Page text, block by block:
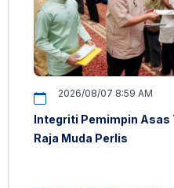
2026/08/07 8:59 AM
Integriti Pemimpin Asas
Raja Muda Perlis